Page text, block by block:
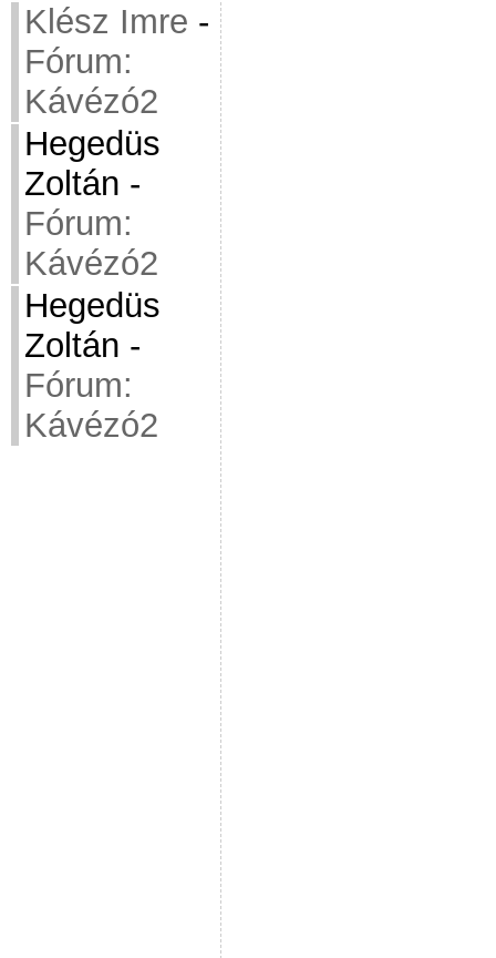
Klész Imre -
Fórum:
Kávézó2
Hegedüs
Zoltán -
Fórum:
Kávézó2
Hegedüs
Zoltán -
Fórum:
Kávézó2